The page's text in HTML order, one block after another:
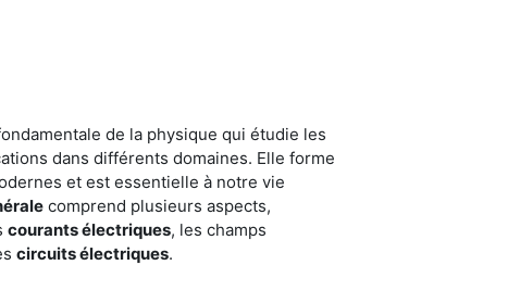
de la physique qui étudie les
dans différents domaines. Elle forme
et est essentielle à notre vie
comprend plusieurs aspects,
courants électriques, les champs
circuits électriques.